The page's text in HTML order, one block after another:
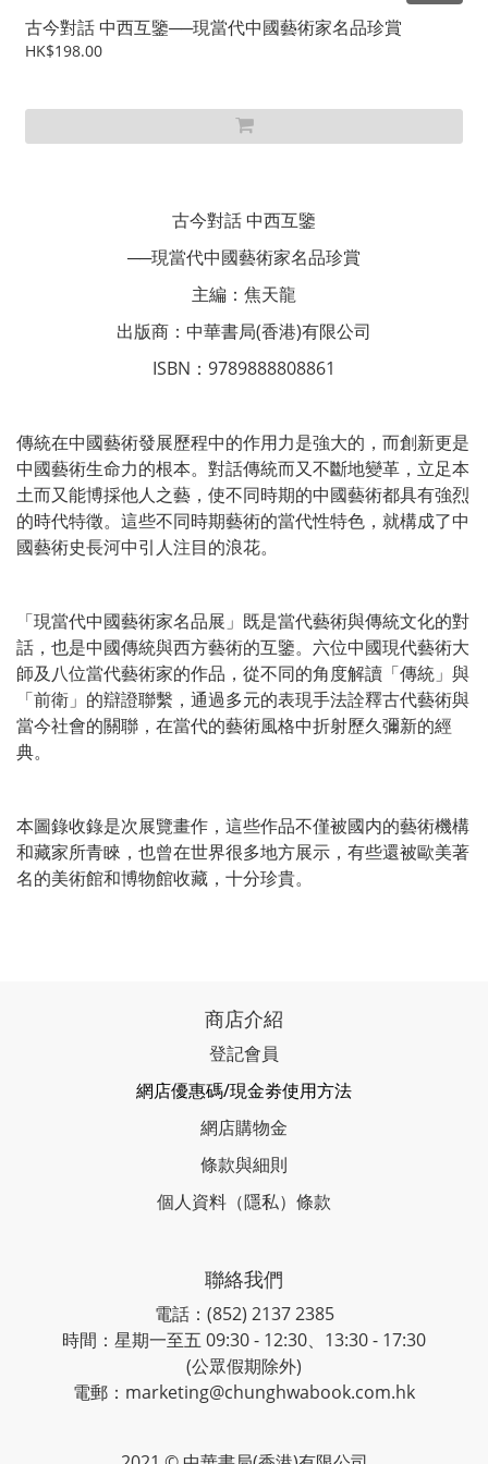
古今對話 中西互鑒──現當代中國藝術家名品珍賞
HK$198.00
古今對話 中西互鑒
──現當代中國藝術家名品珍賞
主編：焦天龍
出版商：中華書局(香港)有限公司
ISBN：9789888808861
傳統在中國藝術發展歷程中的作用力是強大的，而創新更是
中國藝術生命力的根本。對話傳統而又不斷地變革，立足本
土而又能博採他人之藝，使不同時期的中國藝術都具有強烈
的時代特徵。這些不同時期藝術的當代性特色，就構成了中
國藝術史長河中引人注目的浪花。
「現當代中國藝術家名品展」既是當代藝術與傳統文化的對
話，也是中國傳統與西方藝術的互鑒。六位中國現代藝術大
師及八位當代藝術家的作品，從不同的角度解讀「傳統」與
「前衛」的辯證聯繫，通過多元的表現手法詮釋古代藝術與
當今社會的關聯，在當代的藝術風格中折射歷久彌新的經
典。
本圖錄收錄是次展覽畫作，這些作品不僅被國内的藝術機構
和藏家所青睞，也曾在世界很多地方展示，有些還被歐美著
名的美術館和博物館收藏，十分珍貴。
商店介紹
登記會員
網店優惠碼/現金劵使用方法
網店購物金
條款與細則
個人資料（隱私）條款
聯絡我們
電話：(852) 2137 2385
時間：星期一至五 09:30 - 12:30、13:30 - 17:30
(公眾假期除外)
電郵：marketing@chunghwabook.com.hk